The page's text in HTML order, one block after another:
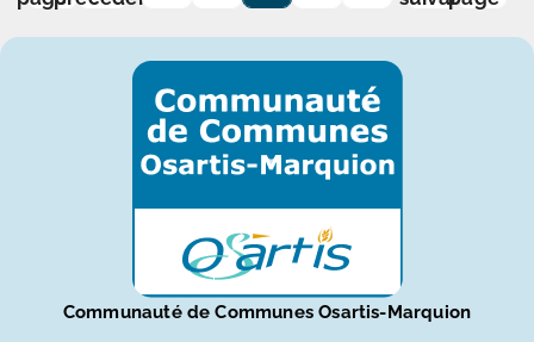
Communauté de Communes Osartis-Marquion